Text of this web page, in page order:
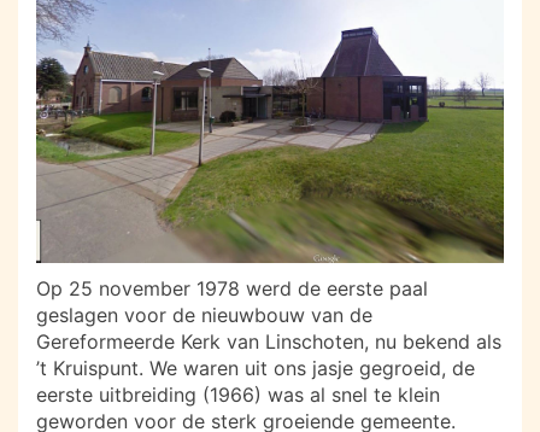
Op 25 november 1978 werd de eerste paal
geslagen voor de nieuwbouw van de
Gereformeerde Kerk van Linschoten, nu bekend als
’t Kruispunt. We waren uit ons jasje gegroeid, de
eerste uitbreiding (1966) was al snel te klein
geworden voor de sterk groeiende gemeente.